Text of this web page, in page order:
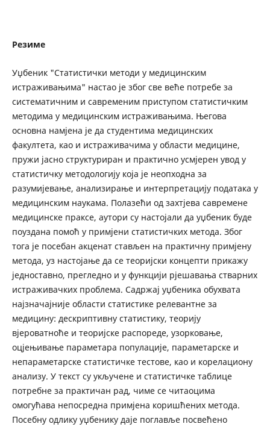
Резиме
Уџбеник "Статистички методи у медицинским
истраживањима" настао је због све веће потребе за
систематичним и савременим приступом статистичким
методима у медицинским истраживањима. Његова
основна намјена је да студентима медицинских
факултета, као и истраживачима у области медицине,
пружи јасно структуриран и практично усмјерен увод у
статистичку методологију која је неопходна за
разумијевање, анализирање и интерпретацију података у
медицинским наукама. Полазећи од захтјева савремене
медицинске праксе, аутори су настојали да уџбеник буде
поуздана помоћ у примјени статистичких метода. Због
тога је посебан акценат стављен на практичну примјену
метода, уз настојање да се теоријски концепти прикажу
једноставно, прегледно и у функцији рјешавања стварних
истраживачких проблема. Садржај уџбеника обухвата
најзначајније области статистике релевантне за
медицину: дескриптивну статистику, теорију
вјероватноће и теоријске распореде, узорковање,
оцјењивање параметара популације, параметарске и
непараметарске статистичке тестове, као и корелациону
анализу. У текст су укључене и статистичке таблице
потребне за практичан рад, чиме се читаоцима
омогућава непосредна примјена коришћених метода.
Посебну одлику уџбенику даје поглавље посвећено